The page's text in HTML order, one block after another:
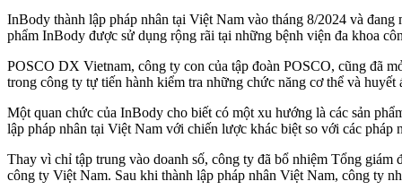
InBody thành lập pháp nhân tại Việt Nam vào tháng 8/2024 và
phẩm InBody được sử dụng rộng rãi tại những bệnh viện đa khoa
POSCO DX Vietnam, công ty con của tập đoàn POSCO, cũng đã
trong công ty tự tiến hành kiểm tra những chức năng cơ thể và huyết
Một quan chức của InBody cho biết có một xu hướng là các sản
lập pháp nhân tại Việt Nam với chiến lược khác biệt so với các pháp
Thay vì chỉ tập trung vào doanh số, công ty đã bổ nhiệm Tổng
công ty Việt Nam. Sau khi thành lập pháp nhân Việt Nam, công ty